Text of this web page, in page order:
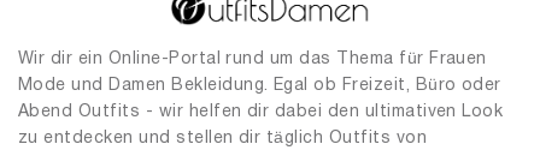
Wir dir ein Online-Portal rund um das Thema für Frauen
Mode und Damen Bekleidung. Egal ob Freizeit, Büro oder
Abend Outfits - wir helfen dir dabei den ultimativen Look
zu entdecken und stellen dir täglich Outfits von